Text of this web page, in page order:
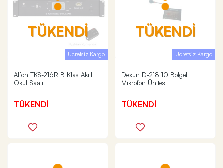
TÜKENDİ
Ücretsiz Kargo
Alfon TKS-216R B Klas Akıllı
Okul Saati
TÜKENDİ
TÜKENDİ
Ücretsiz Kargo
Dexun D-218 10 Bölgeli
Mikrofon Ünitesi
TÜKENDİ